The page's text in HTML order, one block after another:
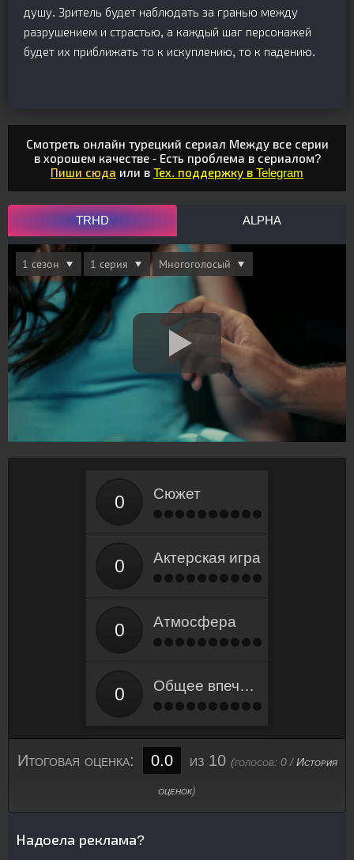
душу. Зритель будет наблюдать за гранью между
разрушением и страстью, а каждый шаг персонажей
будет их приближать то к искуплению, то к падению.
Смотреть онлайн турецкий сериал Между все серии
в хорошем качестве - Есть проблема в сериалом?
Пиши сюда или в Тех. поддержку в Telegram
TRHD ALPHA
Сюжет
Актерская игра
Атмосфера
Общее впечатление
Итоговая оценка: 0.0 из 10 (голосов: 0/История
оценок)
Надоела реклама?